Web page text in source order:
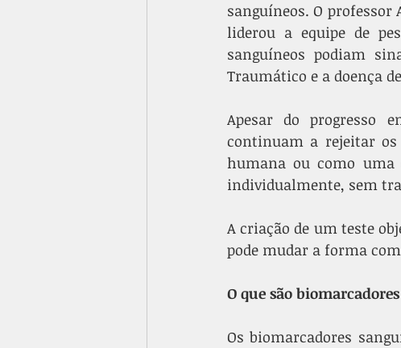
sanguíneos. O professor
liderou a equipe de
sanguíneos podiam
Traumático e a doença
Apesar do progresso
continuam a rejeitar
humana ou como uma
individualmente, sem
A criação de um teste
pode mudar a forma
O que são
Os biomarcadores